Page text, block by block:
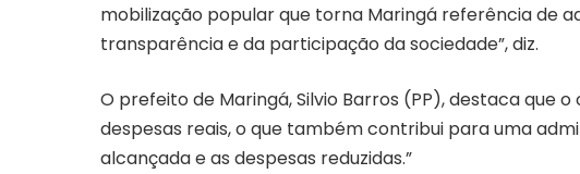
mobilização popular que torna Maringá referência de
transparência e da participação da sociedade”, diz.
O prefeito de Maringá, Silvio Barros (PP), destaca que
despesas reais, o que também contribui para uma
alcançada e as despesas reduzidas.”